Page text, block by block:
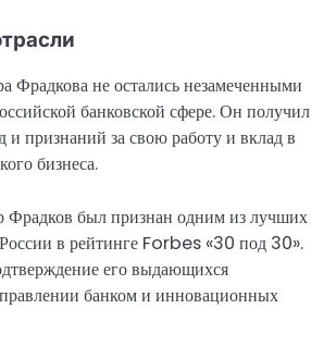
Фрадкова не остались незамеченными
банковской сфере. Он получил
и признаний за свою работу и вклад в
бизнеса.
Фрадков был признан одним из лучших
в рейтинге Forbes «30 под 30».
его выдающихся
банком и инновационных